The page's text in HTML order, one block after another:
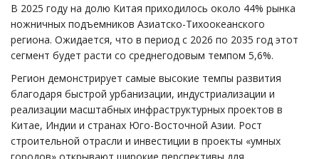
В 2025 году на долю Китая приходилось около 44% рынка
ножничных подъемников Азиатско-Тихоокеанского
региона. Ожидается, что в период с 2026 по 2035 год этот
сегмент будет расти со среднегодовым темпом 5,6%.
Регион демонстрирует самые высокие темпы развития
благодаря быстрой урбанизации, индустриализации и
реализации масштабных инфраструктурных проектов в
Китае, Индии и странах Юго-Восточной Азии. Рост
строительной отрасли и инвестиции в проекты «умных